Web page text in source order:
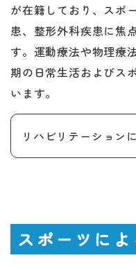
が在籍しており、スポ
患、整形外科疾患に焦
す。運動療法や物理療
期の日常生活およびス
います。
リハビリテーション
スポーツに